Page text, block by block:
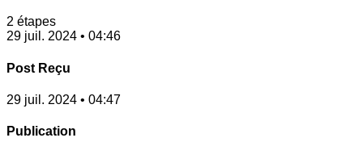
2 étapes
29 juil. 2024 • 04:46
Post Reçu
29 juil. 2024 • 04:47
Publication